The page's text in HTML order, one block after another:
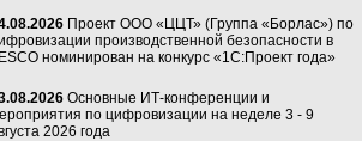
Проект ООО «ЦЦТ» (Группа «Борлас») по
производственной безопасности в
номинирован на конкурс «1С:Проект года»
Основные ИТ-конференции и
по цифровизации на неделе 3 - 9
2026 года